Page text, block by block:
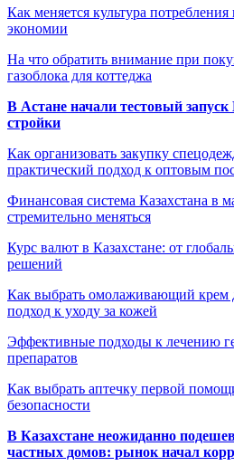
Как меняется культура
экономии
На что обратить внимание при
газоблока для коттеджа
В Астане начали тестовый
стройки
Как организовать закупку
практический подход к оптовым
Финансовая система Казахстана в
стремительно меняться
Курс валют в Казахстане: от
решений
Как выбрать омолаживающий крем
подход к уходу за кожей
Эффективные подходы к лечению
препаратов
Как выбрать аптечку первой
безопасности
В Казахстане неожиданно
частных домов: рынок начал